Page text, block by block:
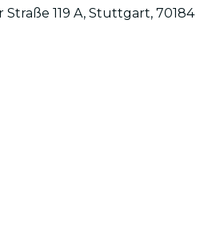
Straße 119 A, Stuttgart, 70184